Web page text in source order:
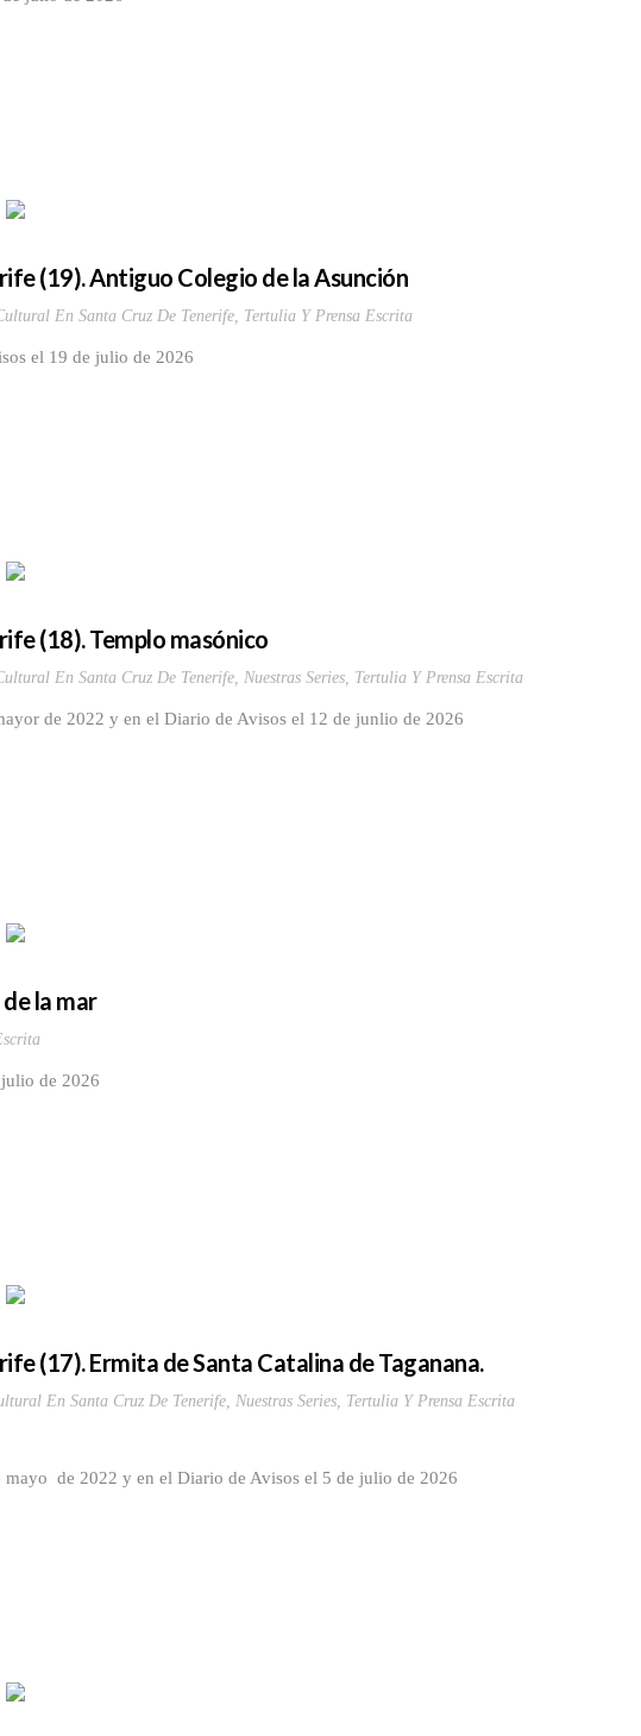
(19). Antiguo Colegio de la Asunción
En Santa Cruz De Tenerife, Tertulia Y Prensa Escrita
Avisos el 19 de julio de 2026
(18). Templo masónico
En Santa Cruz De Tenerife, Nuestras Series, Tertulia Y Prensa Escrita
de 2022 y en el Diario de Avisos el 12 de junlio de 2026
la mar
de 2026
(17). Ermita de Santa Catalina de Taganana.
En Santa Cruz De Tenerife, Nuestras Series, Tertulia Y Prensa Escrita
de 2022 y en el Diario de Avisos el 5 de julio de 2026